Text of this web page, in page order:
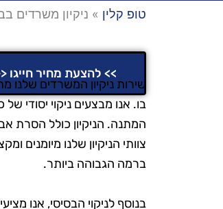
טופ קלין » ניקיון משרדים
ניקיון משרדים
>> להצעת מחיר חייגו
שירות ניקיון המשרדים
בו. אנו מבצעים ניקוי יסודי
המתנה. הניקיון כולל הסרת
צוותי הניקיון שלנו מיומנים
ברמה הגבוהה ביותר.
בנוסף לניקוי הבסיסי, אנו